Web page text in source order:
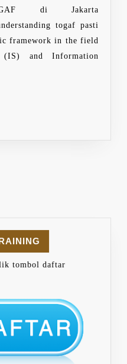
di Jakarta
togaf pasti
framework in the field
and Information
tombol daftar